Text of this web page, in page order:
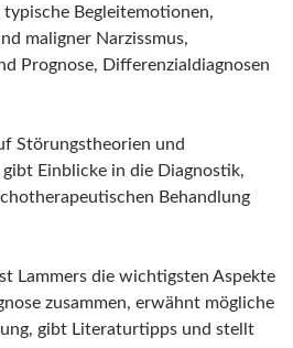
Begleitemotionen,
maligner Narzissmus,
Prognose, Differenzialdiagnosen
Störungstheorien und
Einblicke in die Diagnostik,
Behandlung
Lammers die wichtigsten Aspekte
zusammen, erwähnt mögliche
gibt Literaturtipps und stellt